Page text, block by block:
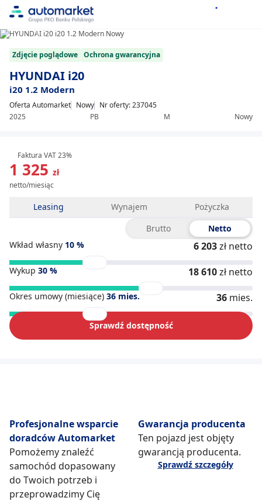
Zdjęcie poglądowe Ochrona gwarancyjna
HYUNDAI i20
i20 1.2 Modern
Oferta Automarket Nowy
2025
PB M Nowy
Nr oferty: 237045
1 325 zł
netto/miesiąc
Faktura VAT 23%
Leasing Wynajem
Pożyczka
Brutto
Netto
Wkład własny 10 % 6 203zł netto
Wykup 30 % 18 610zł netto
Okres umowy (miesiące) 36 mies. 36 mies.
Sprawdź dostępność
Profesjonalne wsparcie
doradców Automarket
Pomożemy znaleźć
samochód dopasowany
do Twoich potrzeb i
przeprowadzimy Cię
Gwarancja producenta
Ten pojazd jest objęty
gwarancją producenta.
Sprawdź szczegóły